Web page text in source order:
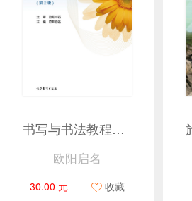
书写与书法教程（第2版）
欧阳启名
30.00 元 收藏